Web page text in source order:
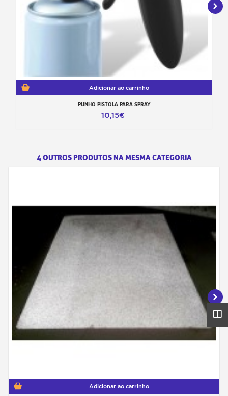
Adicionar ao carrinho
PUNHO PISTOLA PARA SPRAY
10,15€
4 OUTROS PRODUTOS NA MESMA CATEGORIA
Adicionar ao carrinho